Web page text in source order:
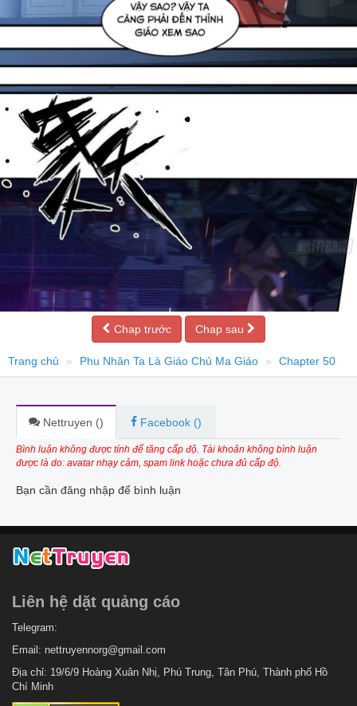
Chap trước Chap sau
Trang chủ Phu Nhân Ta Là Giáo Chủ Ma Giáo Chapter 50
Nettruyen () Facebook ()
Bình luận không được tính để tăng cấp độ. Tài khoản không bình luận
được là do: avatar nhạy cảm, spam link hoặc chưa đủ cấp độ.
Bạn cần đăng nhập để bình luận
Liên hệ dặt quảng cáo
Telegram:
Email: nettruyennorg@gmail.com
Địa chỉ: 19/6/9 Hoàng Xuân Nhị, Phú Trung, Tân Phú, Thành phố Hồ
Chí Minh